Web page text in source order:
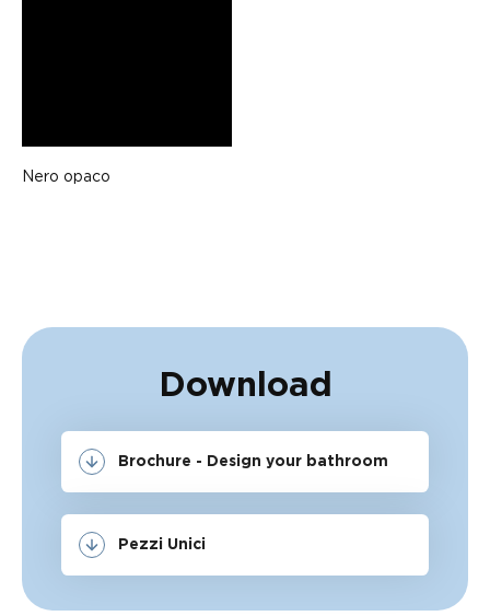
Nero opaco
Download
Brochure - Design your bathroom
Pezzi Unici